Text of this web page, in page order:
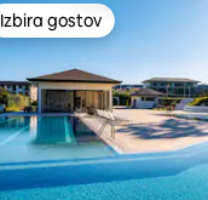
gostov«
Izbira gostov
Izbira gostov